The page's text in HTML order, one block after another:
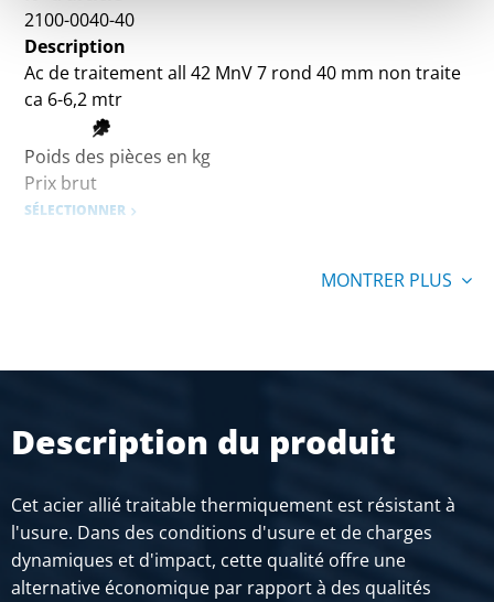
2100-0040-40
Description
Ac de traitement all 42 MnV 7 rond 40 mm non traite
ca 6-6,2 mtr
Poids des pièces en kg
Prix brut
SÉLECTIONNER
MONTRER PLUS
Description du produit
Cet acier allié traitable thermiquement est résistant à
l'usure. Dans des conditions d'usure et de charges
dynamiques et d'impact, cette qualité offre une
alternative économique par rapport à des qualités